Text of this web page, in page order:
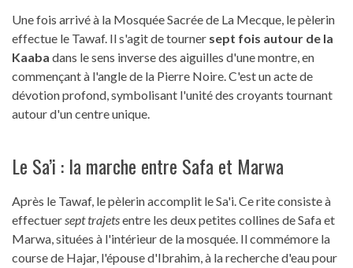
Une fois arrivé à la Mosquée Sacrée de La Mecque, le pèlerin
effectue le Tawaf. Il s'agit de tourner sept fois autour de la
Kaaba dans le sens inverse des aiguilles d'une montre, en
commençant à l'angle de la Pierre Noire. C'est un acte de
dévotion profond, symbolisant l'unité des croyants tournant
autour d'un centre unique.
Le Sa’i : la marche entre Safa et Marwa
Après le Tawaf, le pèlerin accomplit le Sa'i. Ce rite consiste à
effectuersept trajetsentre les deux petites collines de Safa et
Marwa, situées à l'intérieur de la mosquée. Il commémore la
course de Hajar, l'épouse d'Ibrahim, à la recherche d'eau pour